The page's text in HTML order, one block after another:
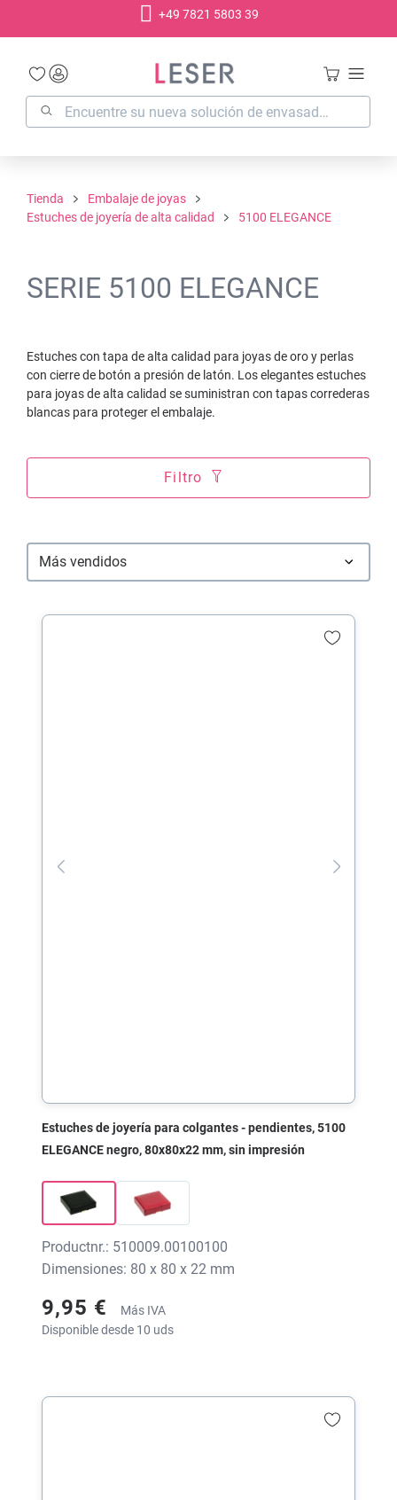
+49 7821 5803 39
Tienda
Embalaje de joyas
Estuches de joyería de alta calidad
5100 ELEGANCE
SERIE 5100 ELEGANCE
Estuches con tapa de alta calidad para joyas de oro y perlas
con cierre de botón a presión de latón. Los elegantes estuches
para joyas de alta calidad se suministran con tapas correderas
blancas para proteger el embalaje.
Filtro
Estuches de joyería para colgantes - pendientes, 5100
ELEGANCE negro, 80x80x22 mm, sin impresión
Productnr.: 510009.00100100
Dimensiones: 80 x 80 x 22 mm
9,95 €
Más IVA
Disponible desde 10 uds